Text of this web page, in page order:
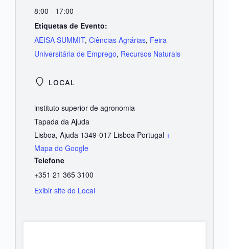
8:00 - 17:00
Etiquetas de Evento:
AEISA SUMMIT, Ciências Agrárias, Feira
Universitária de Emprego, Recursos Naturais
LOCAL
instituto superior de agronomia
Tapada da Ajuda
Lisboa, Ajuda 1349-017 Lisboa Portugal +
Mapa do Google
Telefone
+351 21 365 3100
Exibir site do Local